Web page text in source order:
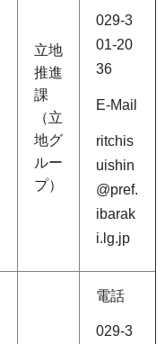
立地
推進
課
（立
地グ
ルー
プ）
029-3
01-20
36
E-Mail
ritchis
uishin
@pref.
ibarak
i.lg.jp
電話
029-3